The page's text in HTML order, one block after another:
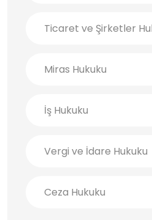
Ticaret ve Şirketler
Miras Hukuku
İş Hukuku
Vergi ve İdare Hukuku
Ceza Hukuku